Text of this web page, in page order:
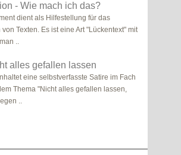
- Wie mach ich das?
dient als Hilfestellung für das
Texten. Es ist eine Art "Lückentext" mit
..
alles gefallen lassen
eine selbstverfasste Satire im Fach
Thema "Nicht alles gefallen lassen,
..